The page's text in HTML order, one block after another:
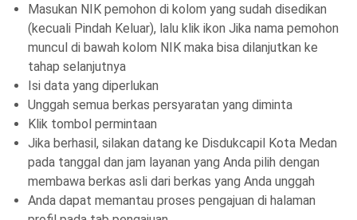
Masukan NIK pemohon di kolom yang sudah disedikan
(kecuali Pindah Keluar), lalu klik ikon Jika nama pemohon
muncul di bawah kolom NIK maka bisa dilanjutkan ke
tahap selanjutnya
Isi data yang diperlukan
Unggah semua berkas persyaratan yang diminta
Klik tombol permintaan
Jika berhasil, silakan datang ke Disdukcapil Kota Medan
pada tanggal dan jam layanan yang Anda pilih dengan
membawa berkas asli dari berkas yang Anda unggah
Anda dapat memantau proses pengajuan di halaman